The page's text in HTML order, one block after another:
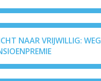
NAAR VRIJWILLIG: WEG